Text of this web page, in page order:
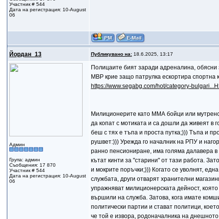
Участник # 544
Дата на регистрация: 10-August
06
Йордан_13 Публикувано на:18.6.2025, 13:17
Админ
Група: админ
Съобщения: 17 870
Участник # 544
Дата на регистрация: 10-August
06
Полицаите бият заради адреналина,
МВР крие защо патрулка ескортира спортна
https://www.segabg.com/hot/category-
Милиционерите като ММА бойци или
да копат с мотиката и са дошли да живеят в
беш с тях е тъпа и проста путка;))) Тъпа и
рушвет:))) Урежда го началник на РПУ и
ранно пенсиониране, има голяма далавера
кътат кинти за "старини" от тази работа.
и мокрите поръчки;))) Когато се уволнят,
службата, други отварят хранителни
упражняват милиционерската дейност,
вършили на служба. Затова, кога имате
политически партии и стават политици,
че той е извора, родоначалника на